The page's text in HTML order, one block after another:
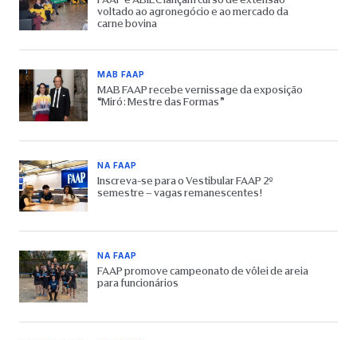
voltado ao agronegócio e ao mercado da
carne bovina
MAB FAAP
MAB FAAP recebe vernissage da exposição
“Miró: Mestre das Formas”
NA FAAP
Inscreva-se para o Vestibular FAAP 2º
semestre – vagas remanescentes!
NA FAAP
FAAP promove campeonato de vôlei de areia
para funcionários